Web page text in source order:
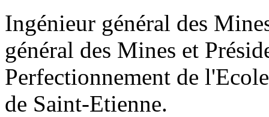
Ingénieur général des
général des Mines et
Perfectionnement de
de Saint-Etienne.